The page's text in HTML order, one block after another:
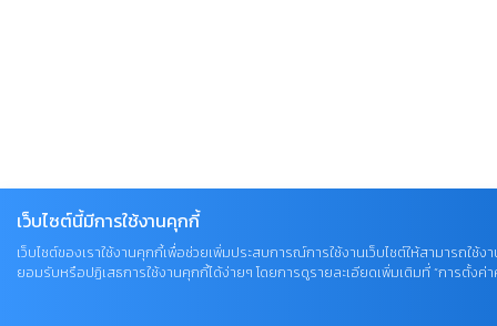
เว็บไซต์นี้มีการใช้งานคุกกี้
เว็บไซต์ของเราใช้งานคุกกี้เพื่อช่วยเพิ่มประสบการณ์การใช้งานเว็บไซต์ให้สามารถใ
ยอมรับหรือปฏิเสธการใช้งานคุกกี้ได้ง่ายๆ โดยการดูรายละเอียดเพิ่มเติมที่ “การตั้งค่